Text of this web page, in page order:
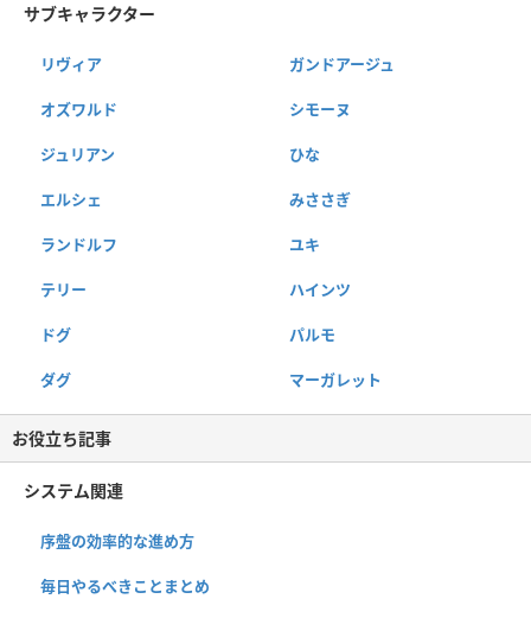
サブキャラクター
リヴィア ガンドアージュ
オズワルド シモーヌ
ジュリアン ひな
エルシェ みささぎ
ランドルフ ユキ
テリー ハインツ
ドグ パルモ
ダグ マーガレット
お役立ち記事
システム関連
序盤の効率的な進め方
毎日やるべきことまとめ